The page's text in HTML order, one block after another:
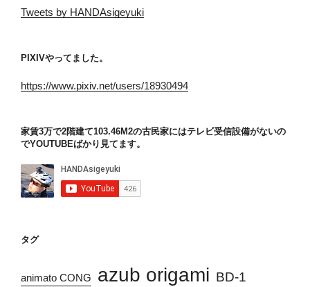
Tweets by HANDAsigeyuki
PIXIVやってました。
https://www.pixiv.net/users/18930494
家賃3万で2階建て103.46M2の古民家にはテレビ受信設備がないの
でYOUTUBEばかり見てます。
タグ
animato CONG azub origami BD-1